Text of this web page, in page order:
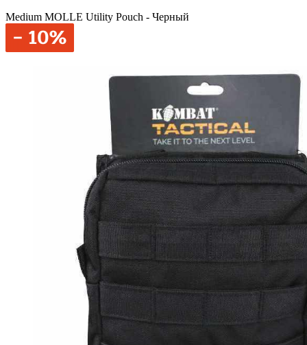
Medium MOLLE Utility Pouch - Черный